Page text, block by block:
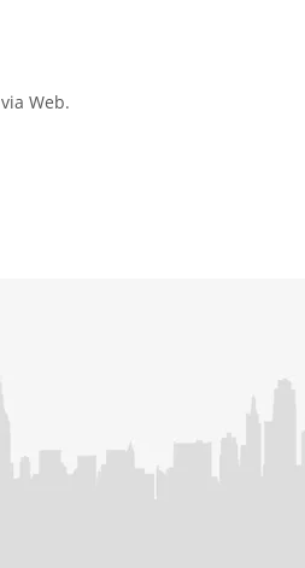
Web.